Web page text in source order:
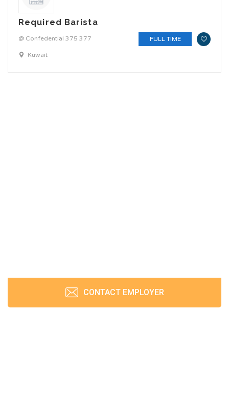
Required Barista
@ Confedential 375 377
Kuwait
FULL TIME
CONTACT EMPLOYER